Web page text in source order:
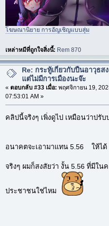
โฆษณานิยาย การอัญเชิญแบบสุ่ม
เหล่าหมีที่ถูกใจสิ่งนี้: Rem 870
Re: กระทู้เกี่ยวกับปืนอาวุธส
แต่ไม่มีการเมืองนะจ๊ะ
« ตอบกลับ #33 เมื่อ: พฤศจิกายน 19,
07:53:01 AM »
คลิปนี้จริงๆ เพิ่งดูไป เหมือนว่าปรั
อนาคตจะเอามาแทน 5.56 ให้
จริงๆ ผมก็สงสัยว่า งั้น 5.56 ที่มีใน
ประชาชนใช่ไหม